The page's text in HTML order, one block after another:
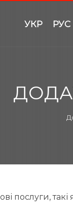
УКР РУС
послуги, такі